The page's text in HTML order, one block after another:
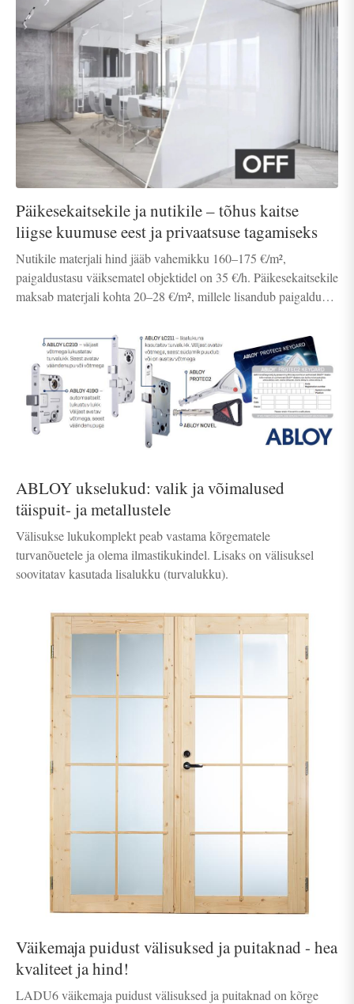
Päikesekaitsekile ja nutikile – tõhus kaitse
liigse kuumuse eest ja privaatsuse tagamiseks
Nutikile materjali hind jääb vahemikku 160–175 €/m²,
paigaldustasu väiksematel objektidel on 35 €/h. Päikesekaitsekile
maksab materjali kohta 20–28 €/m², millele lisandub paigaldus
ABLOY ukselukud: valik ja võimalused
täispuit- ja metallustele
Välisukse lukukomplekt peab vastama kõrgematele
turvanõuetele ja olema ilmastikukindel. Lisaks on välisuksel
soovitatav kasutada lisalukku (turvalukku).
Väikemaja puidust välisuksed ja puitaknad - hea
kvaliteet ja hind!
LADU6 väikemaja puidust välisuksed ja puitaknad on kõrge